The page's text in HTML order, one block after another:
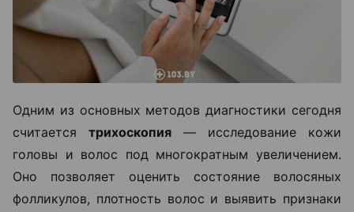
Одним из основных методов диагностики сегодня
считается трихоскопия — исследование кожи
головы и волос под многократным увеличением.
Оно позволяет оценить состояние волосяных
фолликулов, плотность волос и выявить признаки